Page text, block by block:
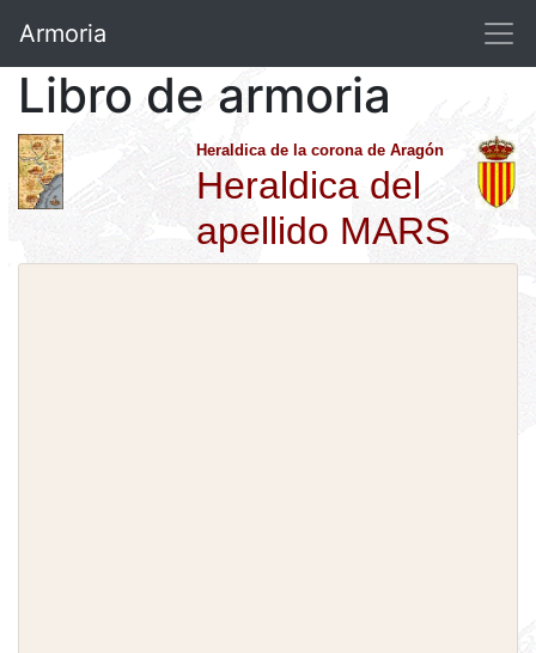
Armoria
Libro de armoria
Heraldica de la corona de Aragón
Heraldica del
apellido MARS